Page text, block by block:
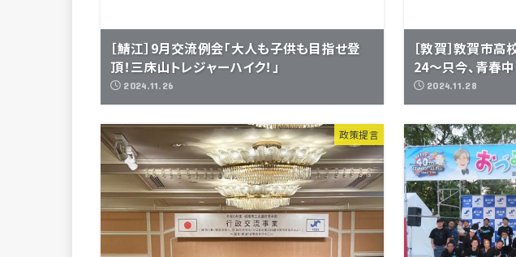
［鯖江］9月交流例会「大人も子供も目指せ登
頂！三床山トレジャーハイク！」
2024.11.26
［敦賀］敦賀市
24～只今、青春
2024.11.28
政策提言